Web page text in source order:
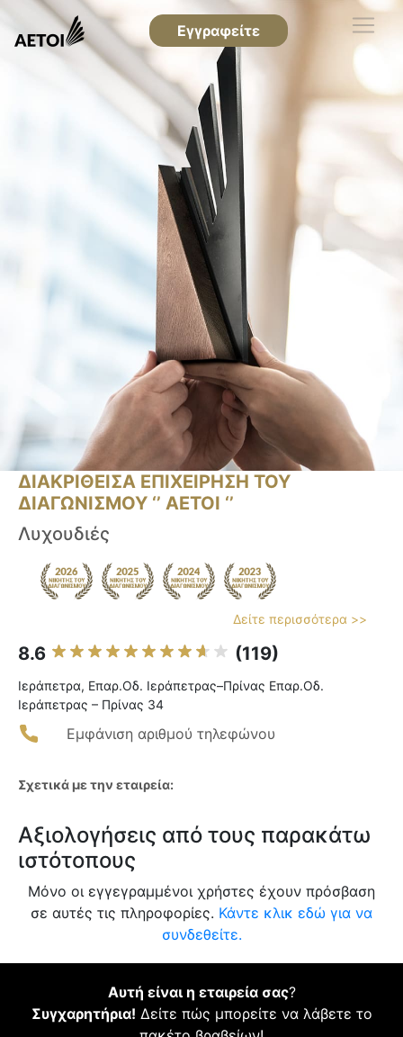
Εγγραφείτε
ΔΙΑΚΡΙΘΕΙΣΑ ΕΠΙΧΕΙΡΗΣΗ ΤΟΥ
ΔΙΑΓΩΝΙΣΜΟΥ ‘’ ΑΕΤΟΙ ‘’
Λυχουδιές
Δείτε περισσότερα >>
8.6 (119)
Ιεράπετρα, Επαρ.Οδ. Ιεράπετρας–Πρίνας Επαρ.Οδ.
Ιεράπετρας – Πρίνας 34
Εμφάνιση αριθμού τηλεφώνου
Σχετικά με την εταιρεία:
Αξιολογήσεις από τους παρακάτω
ιστότοπους
Μόνο οι εγγεγραμμένοι χρήστες έχουν πρόσβαση
σε αυτές τις πληροφορίες. Κάντε κλικ εδώ για να
συνδεθείτε.
Αυτή είναι η εταιρεία σας?
Συγχαρητήρια! Δείτε πώς μπορείτε να λάβετε το